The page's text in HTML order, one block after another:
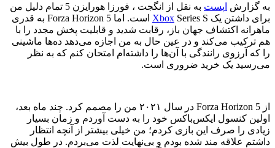
به گزارش اپست
به نقل از انگجت ، فورزا هورایزن 5 تمام دلیل من
برای داشتن یک
Xbox
Series S است. اما Forza Horizon 5 به قدری
ماهرانه اکتشاف جهان باز، رقابت شدید و قابلیت پخش مجدد را با
هم ترکیب می‌کند و در عین حال به من اجازه می‌دهد ده‌ها ماشینی
را که آرزوی رانندگی با آن‌ها را داشته‌ام امتحان کنم که به نظر
می‌رسید یک خرید ضروری است.
از Forza Horizon 5 در سال ۲۰۲۱ من را مصمم کرد. چند ماه بعد،
اولین کنسول ایکس‌باکس خود را به دست آوردم و زمان بسیار
زیادی را صرف این بازی کردم؛ من خیلی بیشتر از آنچه انتظار
داشتم علاقه مند شده بودم و بی‌نهایت لذت می‌بردم. در طول بیش